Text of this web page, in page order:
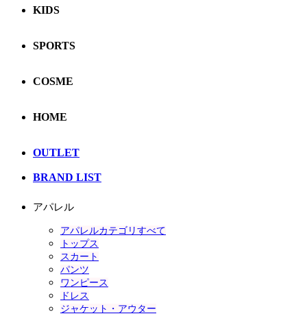
KIDS
SPORTS
COSME
HOME
OUTLET
BRAND LIST
アパレル
アパレルカテゴリすべて
トップス
スカート
パンツ
ワンピース
ドレス
ジャケット・アウター